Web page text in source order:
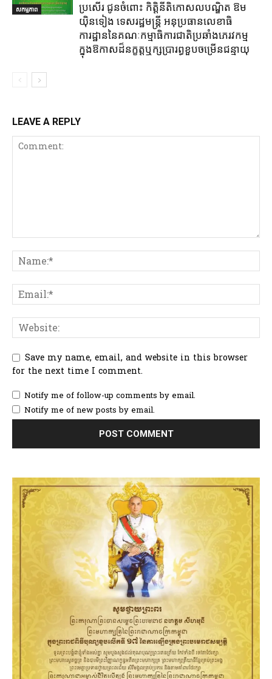
សកម្មភាព
ប្រសើរ ជូនចំពោះ កិត្តិនីតិកោសលបណ្ឌិត ឱម
យ៉ិនទៀង ទេសរដ្ឋមន្រ្តី អនុប្រធានលេខាធិ
ការដ្ឋាននៃគណៈកម្មាធិការជាតិប្រឆាំងភេរវកម្ម
ក្នុងឱកាសដ៏នក្ខត្តឬក្សប្រារព្ធខួបចម្រើនជន្មាយុ
LEAVE A REPLY
Save my name, email, and website in this browser
for the next time I comment.
Notify me of follow-up comments by email.
Notify me of new posts by email.